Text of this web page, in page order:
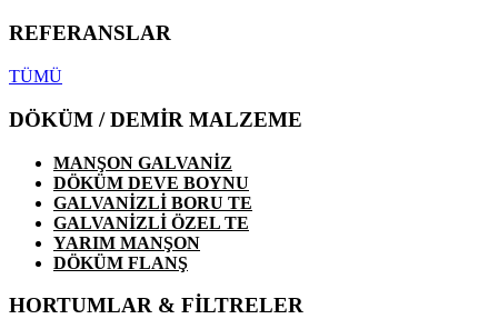
REFERANSLAR
TÜMÜ
DÖKÜM / DEMİR MALZEME
MANŞON GALVANİZ
DÖKÜM DEVE BOYNU
GALVANİZLİ BORU TE
GALVANİZLİ ÖZEL TE
YARIM MANŞON
DÖKÜM FLANŞ
HORTUMLAR & FİLTRELER